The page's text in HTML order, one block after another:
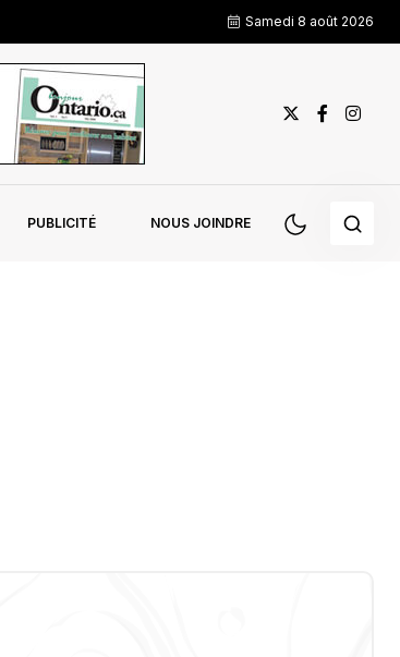
Samedi 8 août 2026
PUBLICITÉ NOUS JOINDRE